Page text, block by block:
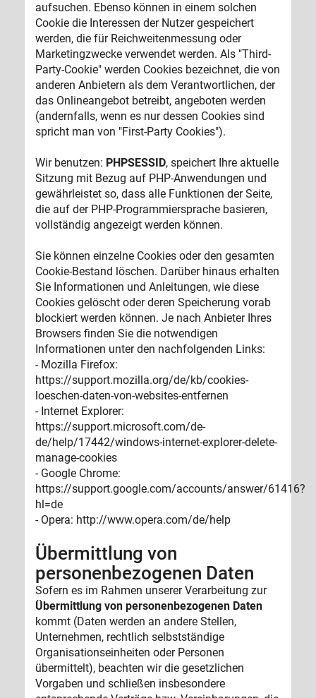
aufsuchen. Ebenso können in einem solchen
Cookie die Interessen der Nutzer gespeichert
werden, die für Reichweitenmessung oder
Marketingzwecke verwendet werden. Als "Third-
Party-Cookie" werden Cookies bezeichnet, die von
anderen Anbietern als dem Verantwortlichen, der
das Onlineangebot betreibt, angeboten werden
(andernfalls, wenn es nur dessen Cookies sind
spricht man von "First-Party Cookies").
Wir benutzen: PHPSESSID, speichert Ihre aktuelle
Sitzung mit Bezug auf PHP-Anwendungen und
gewährleistet so, dass alle Funktionen der Seite,
die auf der PHP-Programmiersprache basieren,
vollständig angezeigt werden können.
Sie können einzelne Cookies oder den gesamten
Cookie-Bestand löschen. Darüber hinaus erhalten
Sie Informationen und Anleitungen, wie diese
Cookies gelöscht oder deren Speicherung vorab
blockiert werden können. Je nach Anbieter Ihres
Browsers finden Sie die notwendigen
Informationen unter den nachfolgenden Links:
- Mozilla Firefox:
https://support.mozilla.org/de/kb/cookies-
loeschen-daten-von-websites-entfernen
- Internet Explorer:
https://support.microsoft.com/de-
de/help/17442/windows-internet-explorer-delete-
manage-cookies
- Google Chrome:
https://support.google.com/accounts/answer/61416?
hl=de
- Opera: http://www.opera.com/de/help
Übermittlung von
personenbezogenen Daten
Sofern es im Rahmen unserer Verarbeitung zur
Übermittlung von personenbezogenen Daten
kommt (Daten werden an andere Stellen,
Unternehmen, rechtlich selbstständige
Organisationseinheiten oder Personen
übermittelt), beachten wir die gesetzlichen
Vorgaben und schließen insbesondere